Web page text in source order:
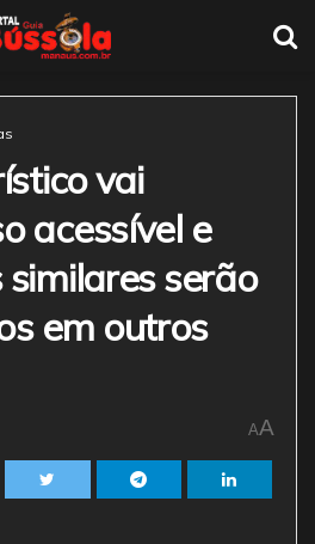
vai
acessível e
serão
em outros
AA